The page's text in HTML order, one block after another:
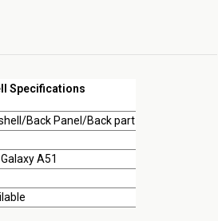
Specifications
Back Panel/Back part
A51